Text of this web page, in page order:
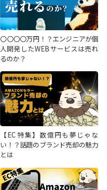
〇〇〇〇万円！？エンジニアが個
人開発したWEBサービスは売れ
るのか？
【EC特集】数億円も夢じゃな
い！？話題のブランド売却の魅力
とは